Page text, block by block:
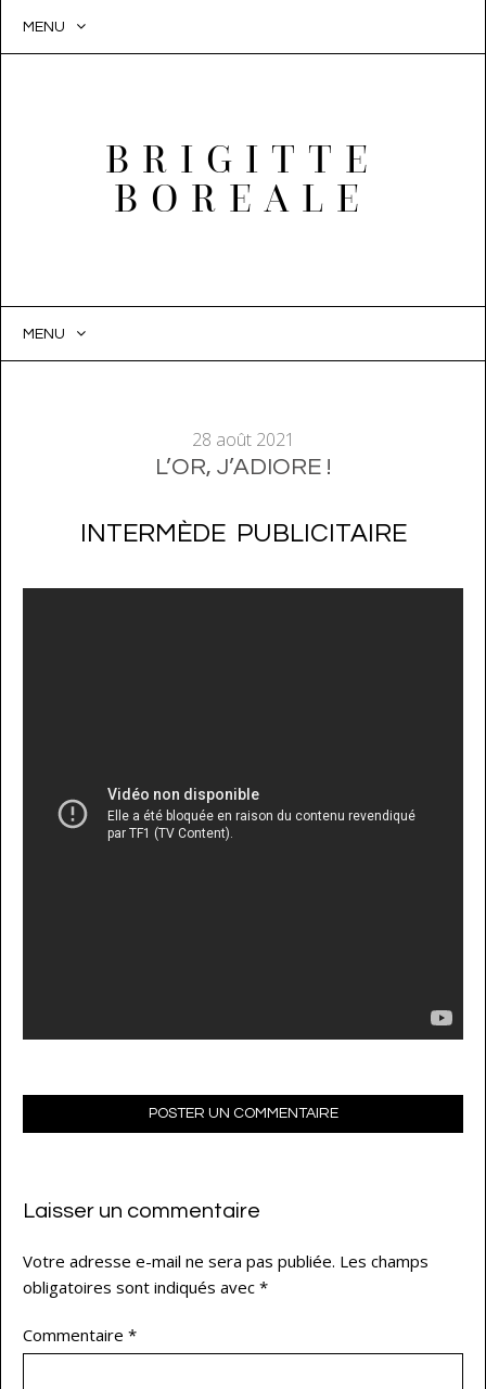
MENU
BRIGITTE
BOREALE
MENU
28 août 2021
L’OR, J’ADIORE !
INTERMÈDE PUBLICITAIRE
POSTER UN COMMENTAIRE
Laisser un commentaire
Votre adresse e-mail ne sera pas publiée. Les champs
obligatoires sont indiqués avec *
Commentaire *